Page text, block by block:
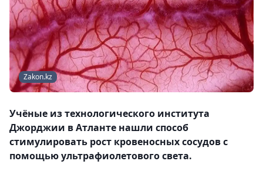
Zakon.kz
Учёные из технологического института
Джорджии в Атланте нашли способ
стимулировать рост кровеносных сосудов с
помощью ультрафиолетового света.